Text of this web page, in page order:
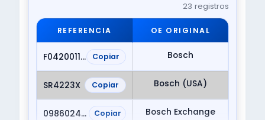
23 registros
REFERENCIA OE ORIGINAL
F042001101 Copiar Bosch
SR4223X Copiar Bosch (USA)
0986024370 Copiar Bosch Exchange